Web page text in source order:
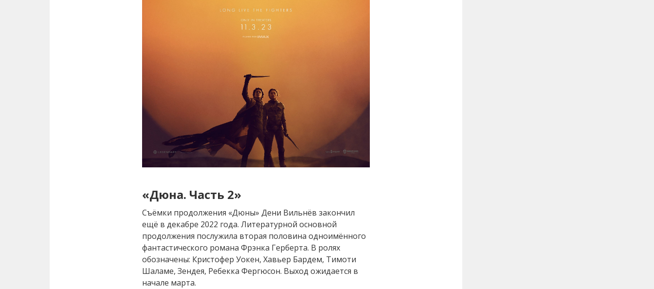
«Дюна. Часть 2»
Съёмки продолжения «Дюны» Дени Вильнёв закончил
ещё в декабре 2022 года. Литературной основной
продолжения послужила вторая половина одноимённого
фантастического романа Фрэнка Герберта. В ролях
обозначены: Кристофер Уокен, Хавьер Бардем, Тимоти
Шаламе, Зендея, Ребекка Фергюсон. Выход ожидается в
начале марта.